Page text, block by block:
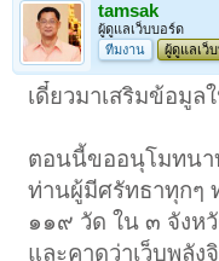
tamsak
ผู้ดูแลเว็บบอร์ด
ทีมงาน
ผู้ดูแลเว็
เดี๋ยวมาเสริมข้อมูล
ตอนนี้ขออนุโมทนา
ท่านผู้มีศรัทธาทุกๆ
๑๑๙ วัด ใน ๓ จังห
และคาดว่าเว็บพลัง